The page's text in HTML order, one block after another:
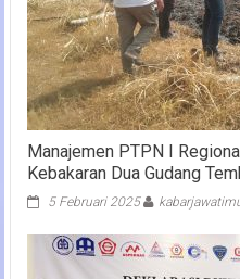
Manajemen PTPN I
Kebakaran Dua Gudang
5 Februari 2025